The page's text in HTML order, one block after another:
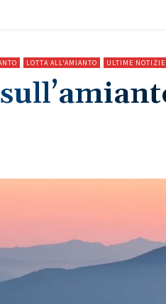
LOTTA ALL'AMIANTO ULTIME NOTIZIE